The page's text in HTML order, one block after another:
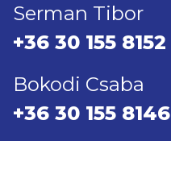
Serman Tibor
+36 30 155 8152
Bokodi Csaba
+36 30 155 8146